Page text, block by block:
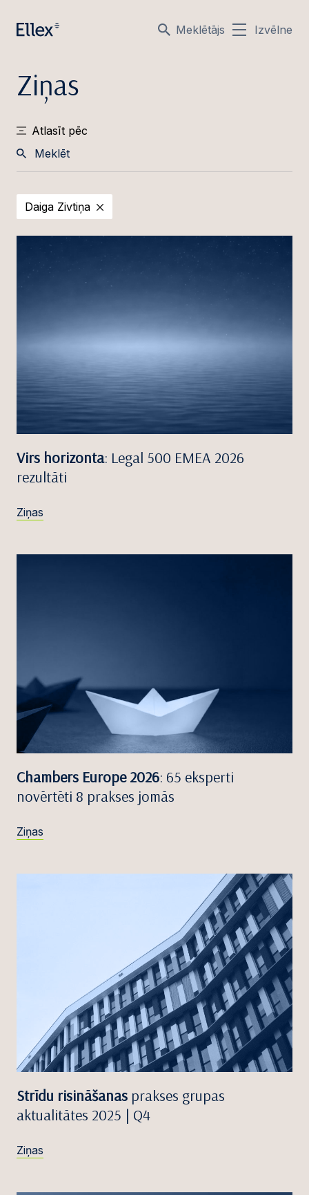
Meklētājs Izvēlne
Ziņas
Atlasīt pēc
Daiga Zivtiņa
Virs horizonta: Legal 500 EMEA 2026
rezultāti
Ziņas
Chambers Europe 2026: 65 eksperti
novērtēti 8 prakses jomās
Ziņas
Strīdu risināšanas prakses grupas
aktualitātes 2025 | Q4
Ziņas